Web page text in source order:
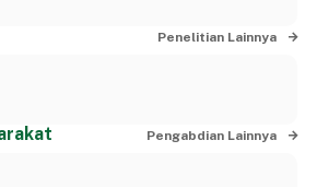
Penelitian Lainnya
Pengabdian Lainnya